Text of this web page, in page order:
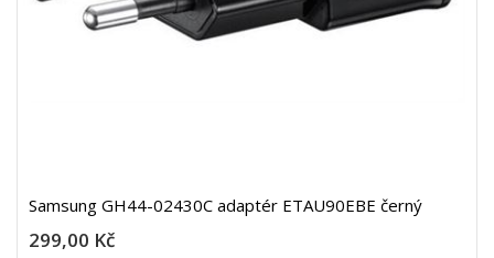
Samsung GH44-02430C adaptér ETAU90EBE černý
299,00 Kč